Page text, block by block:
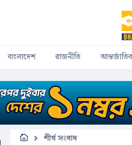
বাংলাদেশ রাজনীতি
শীর্ষ সংবাদ